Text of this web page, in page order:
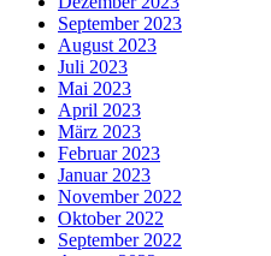
September 2023
August 2023
Juli 2023
Mai 2023
April 2023
März 2023
Februar 2023
Januar 2023
November 2022
Oktober 2022
September 2022